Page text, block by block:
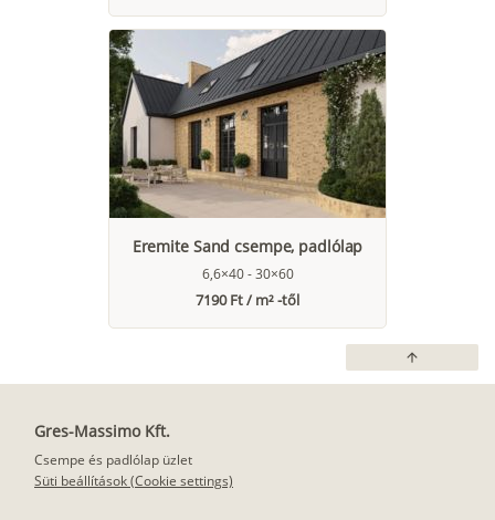
Eremite Sand csempe, padlólap
6,6×40 - 30×60
7190 Ft / m² -től
arrow_upward
Gres-Massimo Kft.
Csempe és padlólap üzlet
Süti beállítások (Cookie settings)